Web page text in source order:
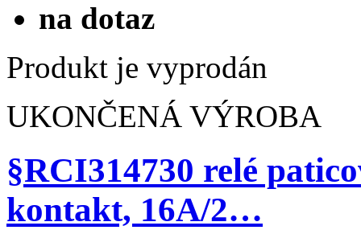
na dotaz
Produkt je vyprodán
UKONČENÁ VÝROBA
§RCI314730 relé
kontakt, 16A/2…